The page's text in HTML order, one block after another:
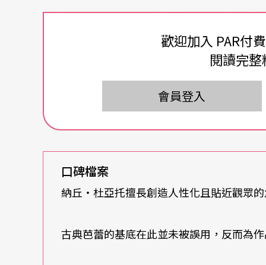
風，並有系統地整頓舞團，而自從納丘‧杜亞
後，更將舞團推上高峰，成為既有西班牙血統
杜亞托何許人也？點進他的個人網站，頁面
濛濛的。這個讓舞評讚譽、改寫西班牙舞蹈
十八歲進入倫敦著名的蘭巴特學院（
Béjart）的舞蹈學院與美國艾文‧艾利（Alvin
杜亞托的第一份全職工作，就是在瑞典庫柏
古典芭蕾舞作，去年才來過台灣演出馬茲‧艾
駐團編舞者，從此，他的編舞才華揮灑開來，
歡迎加入 PAR付
閱讀完
會員登入
口碑檔案
納丘‧杜亞托擅長創造人性化且貼近觀眾
古典芭蕾的基底在此並未被誤用，反而為